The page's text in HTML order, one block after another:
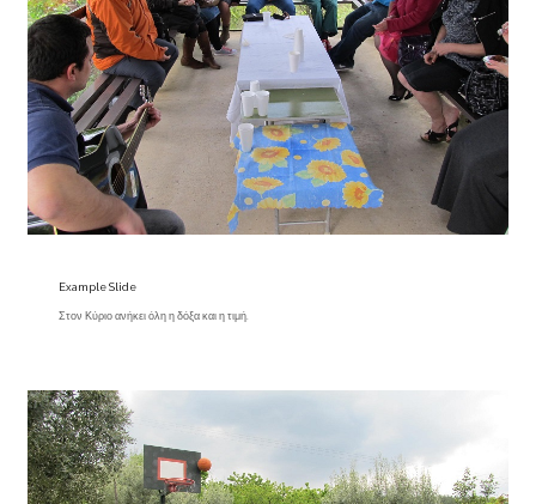
Example Slide
Στον Κύριο ανήκει όλη η δόξα και η τιμή.